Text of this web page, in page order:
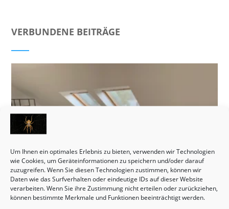
Um Ihnen ein optimales Erlebnis zu bieten, verwenden wir Technologien
wie Cookies, um Geräteinformationen zu speichern und/oder darauf
zuzugreifen. Wenn Sie diesen Technologien zustimmen, können wir
Daten wie das Surfverhalten oder eindeutige IDs auf dieser Website
verarbeiten. Wenn Sie ihre Zustimmung nicht erteilen oder zurückziehen,
können bestimmte Merkmale und Funktionen beeinträchtigt werden.
VERBUNDENE BEITRÄGE